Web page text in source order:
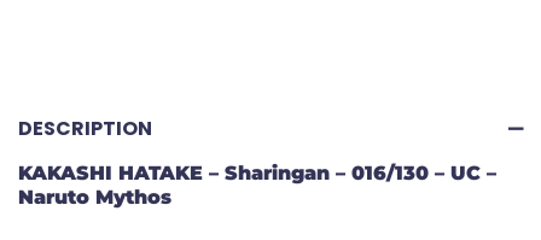
DESCRIPTION
KAKASHI HATAKE – Sharingan – 016/130 – UC –
Naruto Mythos